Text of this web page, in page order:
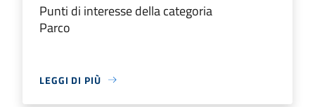
Punti di interesse della categoria
Parco
LEGGI DI PIÙ